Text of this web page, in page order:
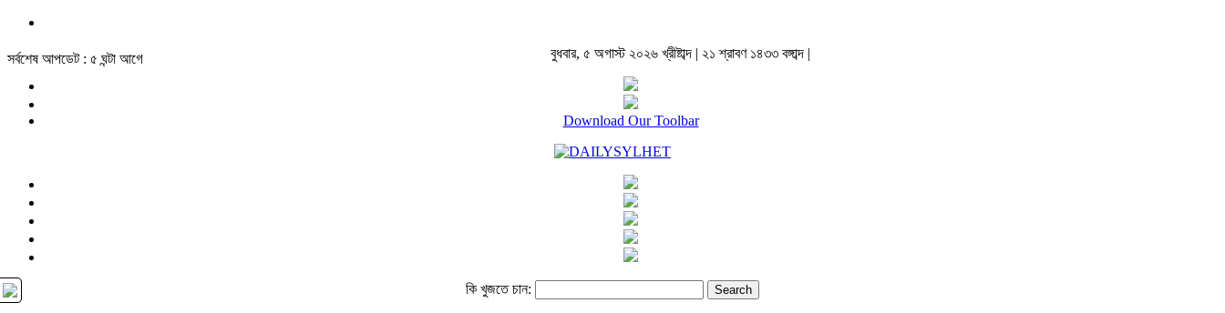
সর্বশেষ আপডেট : ৫ ঘন্টা আগে বুধবার, ৫ অগাস্ট ২০২৬ খ্রীষ্টাব্দ | ২১ শ্রাবণ ১৪৩৩ বঙ্গাব্দ |
Download Our Toolbar
কি খুজতে চান: